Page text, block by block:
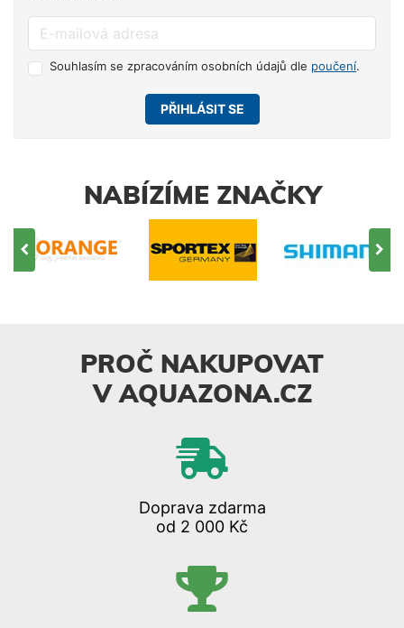
Souhlasím se zpracováním osobních údajů dle poučení.
PŘIHLÁSIT SE
NABÍZÍME ZNAČKY
PROČ NAKUPOVAT
V AQUAZONA.CZ
Doprava zdarma
od 2 000 Kč